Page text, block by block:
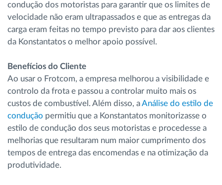
condução dos motoristas para garantir que os limites de
velocidade não eram ultrapassados e que as entregas da
carga eram feitas no tempo previsto para dar aos clientes
da Konstantatos o melhor apoio possível.
Benefícios do Cliente
Ao usar o Frotcom, a empresa melhorou a visibilidade e
controlo da frota e passou a controlar muito mais os
custos de combustível. Além disso, aAnálise do estilo de
condução permitiu que a Konstantatos monitorizasse o
estilo de condução dos seus motoristas e procedesse a
melhorias que resultaram num maior cumprimento dos
tempos de entrega das encomendas e na otimização da
produtividade.